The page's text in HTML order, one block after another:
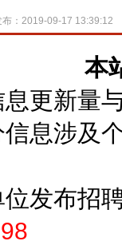
布：2019-09-17 13:39:12
本
新量与
息涉及
发布招